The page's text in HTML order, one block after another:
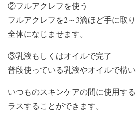
②フルアクレフを使う
フルアクレフを2～3滴ほど手に取
全体になじませます。
③乳液もしくはオイルで完了
普段使っている乳液やオイルで構い
いつものスキンケアの間に使用す
ラスすることができます。